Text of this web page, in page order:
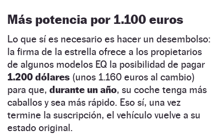
Más potencia por 1.100 euros
Lo que sí es necesario es hacer un desembolso:
la firma de la estrella ofrece a los propietarios
de algunos modelos EQ la posibilidad de pagar
1.200 dólares (unos 1.160 euros al cambio)
para que, durante un año, su coche tenga más
caballos y sea más rápido. Eso sí, una vez
termine la suscripción, el vehículo vuelve a su
estado original.